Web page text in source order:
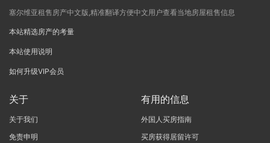
塞尔维亚租售房产中文版,精准翻译方便中文用户查看当地房屋租售信息
本站精选房产的考量
本站使用说明
如何升级VIP会员
关于
关于我们
免责申明
有用的信息
外国人买房指南
买房获得居留许可